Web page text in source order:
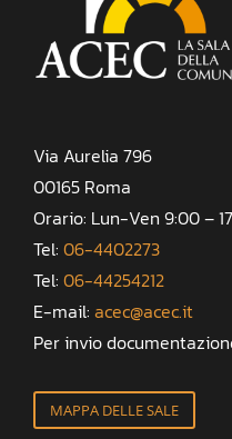
Via Aurelia 796
00165 Roma
Orario: Lun-Ven 9:00 –
Tel: 06-4402273
Tel: 06-44254212
E-mail: acec@acec.it
Per invio
MAPPA DELLE SALE